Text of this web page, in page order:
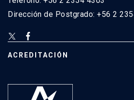
Dirección de Postgrado: +56 2
ACREDITACIÓN